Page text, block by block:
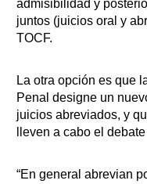
admisibilidad y
juntos (juicios oral y
TOCF.
La otra opción es que
Penal designe un
juicios abreviados, y
lleven a cabo el
“En general abrevian